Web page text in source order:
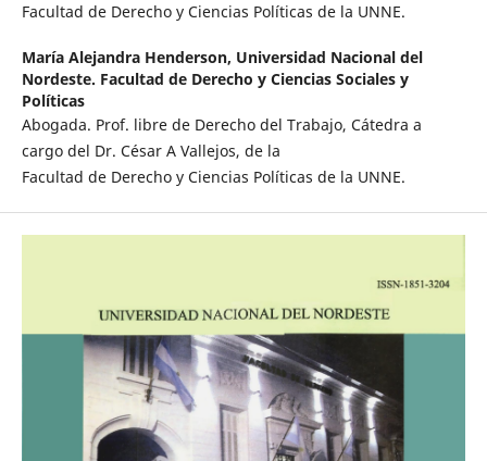
Facultad de Derecho y Ciencias Políticas de la UNNE.
María Alejandra Henderson, Universidad Nacional del
Nordeste. Facultad de Derecho y Ciencias Sociales y
Políticas
Abogada. Prof. libre de Derecho del Trabajo, Cátedra a
cargo del Dr. César A Vallejos, de la
Facultad de Derecho y Ciencias Políticas de la UNNE.